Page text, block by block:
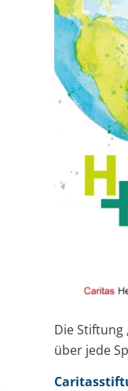
Die Stiftung
über jede